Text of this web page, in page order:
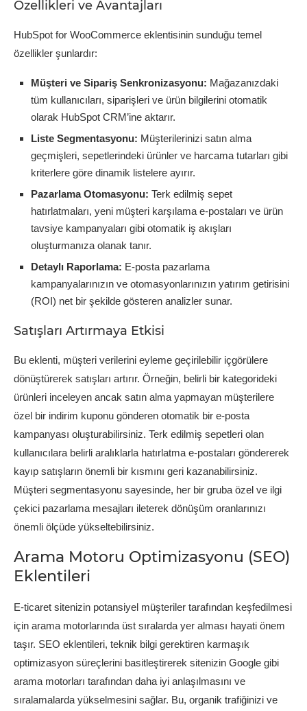
Özellikleri ve Avantajları
HubSpot for WooCommerce eklentisinin sunduğu temel
özellikler şunlardır:
Müşteri ve Sipariş Senkronizasyonu: Mağazanızdaki
tüm kullanıcıları, siparişleri ve ürün bilgilerini otomatik
olarak HubSpot CRM’ine aktarır.
Liste Segmentasyonu: Müşterilerinizi satın alma
geçmişleri, sepetlerindeki ürünler ve harcama tutarları gibi
kriterlere göre dinamik listelere ayırır.
Pazarlama Otomasyonu: Terk edilmiş sepet
hatırlatmaları, yeni müşteri karşılama e-postaları ve ürün
tavsiye kampanyaları gibi otomatik iş akışları
oluşturmanıza olanak tanır.
Detaylı Raporlama: E-posta pazarlama
kampanyalarınızın ve otomasyonlarınızın yatırım getirisini
(ROI) net bir şekilde gösteren analizler sunar.
Satışları Artırmaya Etkisi
Bu eklenti, müşteri verilerini eyleme geçirilebilir içgörülere
dönüştürerek satışları artırır. Örneğin, belirli bir kategorideki
ürünleri inceleyen ancak satın alma yapmayan müşterilere
özel bir indirim kuponu gönderen otomatik bir e-posta
kampanyası oluşturabilirsiniz. Terk edilmiş sepetleri olan
kullanıcılara belirli aralıklarla hatırlatma e-postaları göndererek
kayıp satışların önemli bir kısmını geri kazanabilirsiniz.
Müşteri segmentasyonu sayesinde, her bir gruba özel ve ilgi
çekici pazarlama mesajları ileterek dönüşüm oranlarınızı
önemli ölçüde yükseltebilirsiniz.
Arama Motoru Optimizasyonu (SEO)
Eklentileri
E-ticaret sitenizin potansiyel müşteriler tarafından keşfedilmesi
için arama motorlarında üst sıralarda yer alması hayati önem
taşır. SEO eklentileri, teknik bilgi gerektiren karmaşık
optimizasyon süreçlerini basitleştirerek sitenizin Google gibi
arama motorları tarafından daha iyi anlaşılmasını ve
sıralamalarda yükselmesini sağlar. Bu, organik trafiğinizi ve